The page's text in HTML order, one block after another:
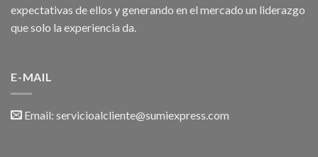
expectativas de ellos y generando en el mercado un liderazgo
que solo la experiencia da.
E-MAIL
Email: servicioalcliente@sumiexpress.com